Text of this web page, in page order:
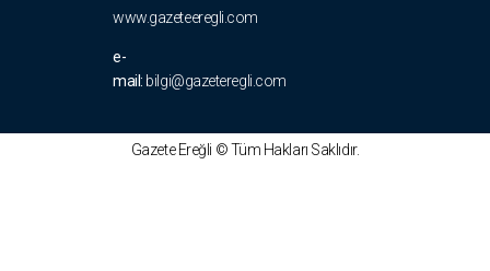
www.gazeteeregli.com
e-
mail: bilgi@gazeteregli.com
Gazete Ereğli © Tüm Hakları Saklıdır.